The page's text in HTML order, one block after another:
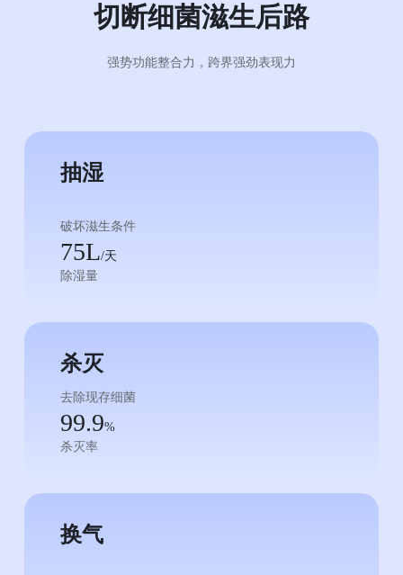
切断细菌滋生后路
强势功能整合力，跨界强劲表现力
抽湿
破坏滋生条件
75L/天
除湿量
杀灭
去除现存细菌
99.9%
杀灭率
换气